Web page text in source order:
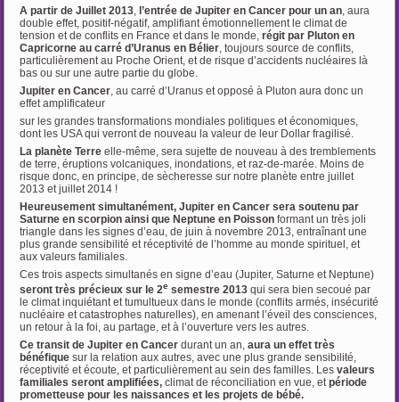
A partir de Juillet 2013 ,l’entrée de Jupiter en Cancer pour un an , aura
double effet, positif-négatif, amplifiant émotionnellement le climat de
tension et de conflits en France et dans le monde,régit par Pluton en
Capricorne au carré d’Uranus en Bélier , toujours source de conflits,
particulièrement au Proche Orient, et de risque d’accidents nucléaires là
bas ou sur une autre partie du globe.
Jupiter en Cancer , au carré d’Uranus et opposé à Pluton aura donc un
effet amplificateur
sur les grandes transformations mondiales politiques et économiques,
dont les USA qui verront de nouveau la valeur de leur Dollar fragilisé.
La planète Terre elle-même, sera sujette de nouveau à des tremblements
de terre, éruptions volcaniques, inondations, et raz-de-marée. Moins de
risque donc, en principe, de sècheresse sur notre planète entre juillet
2013 et juillet 2014 !
Heureusement simultanément, Jupiter en Cancer sera soutenu par
Saturne en scorpion ainsi que Neptune en Poisson formant un très joli
triangle dans les signes d’eau, de juin à novembre 2013, entraînant une
plus grande sensibilité et réceptivité de l’homme au monde spirituel, et
aux valeurs familiales.
Ces trois aspects simultanés en signe d’eau (Jupiter, Saturne et Neptune)
seront très précieux sur le 2e semestre 2013 qui sera bien secoué par
le climat inquiétant et tumultueux dans le monde (conflits armés, insécurité
nucléaire et catastrophes naturelles), en amenant l’éveil des consciences,
un retour à la foi, au partage, et à l’ouverture vers les autres.
Ce transit de Jupiter en Cancer durant un an,aura un effet très
bénéfique sur la relation aux autres, avec une plus grande sensibilité,
réceptivité et écoute, et particulièrement au sein des familles. Lesvaleurs
familiales seront amplifiées, climat de réconciliation en vue, etpériode
prometteuse pour les naissances et les projets de bébé.